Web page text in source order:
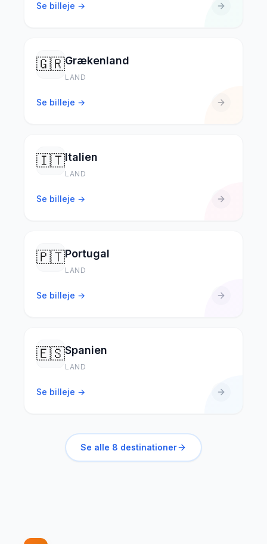
Se billeje →
🇬🇷Grækenland
LAND
Se billeje →
🇮🇹Italien
LAND
Se billeje →
🇵🇹Portugal
LAND
Se billeje →
🇪🇸Spanien
LAND
Se billeje →
Se alle 8 destinationer